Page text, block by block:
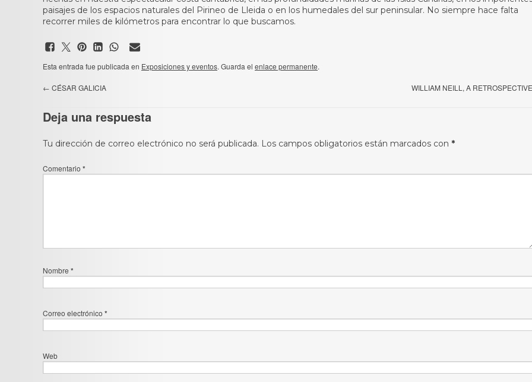
paisajes de los espacios naturales del Pirineo de Lleida o en los humedales del sur peninsular. No siempre hace falta
recorrer miles de kilómetros para encontrar lo que buscamos.
Esta entrada fue publicada en Exposiciones y eventos. Guarda el enlace permanente.
← CÉSAR GALICIA WILLIAM NEILL, A
Deja una respuesta
Tu dirección de correo electrónico no será publicada. Los campos obligatorios están marcados con *
Comentario *
Nombre *
Correo electrónico *
Web